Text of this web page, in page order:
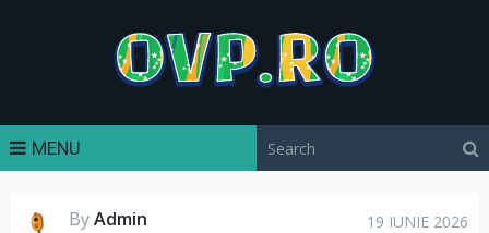
MENU
ByAdmin 19 IUNIE 2026